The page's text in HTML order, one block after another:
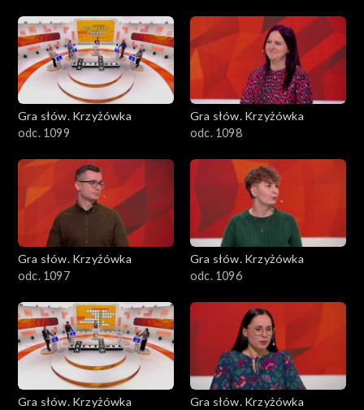
Gra słów. Krzyżówka
odc. 1099
Gra słów. Krzyżówka
odc. 1098
Gra słów. Krzyżówka
odc. 1097
Gra słów. Krzyżówka
odc. 1096
Gra słów. Krzyżówka
Gra słów. Krzyżówka